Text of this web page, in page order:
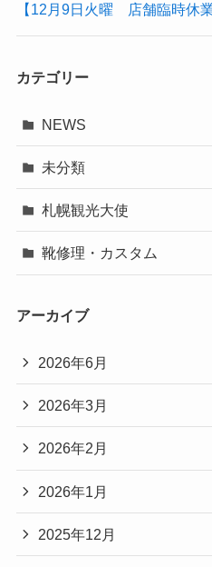
【12月9日火曜 店舗臨時休
カテゴリー
NEWS
未分類
札幌観光大使
靴修理・カスタム
アーカイブ
2026年6月
2026年3月
2026年2月
2026年1月
2025年12月